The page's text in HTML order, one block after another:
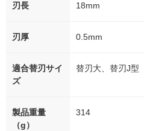
刃長 18mm
刃厚 0.5mm
適合替刃サイ
ズ
替刃大、替刃J型
製品重量
（g）
314